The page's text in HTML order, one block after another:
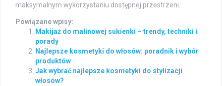
maksymalnym wykorzystaniu dostępnej przestrzeni.
Powiązane wpisy:
Makijaż do malinowej sukienki – trendy, techniki i
porady
Najlepsze kosmetyki do włosów: poradnik i wybór
produktów
Jak wybrać najlepsze kosmetyki do stylizacji
włosów?